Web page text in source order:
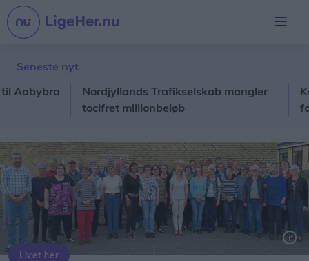
Seneste nyt
Nordjyllands Trafikselskab mangler
tocifret millionbeløb
Livet her